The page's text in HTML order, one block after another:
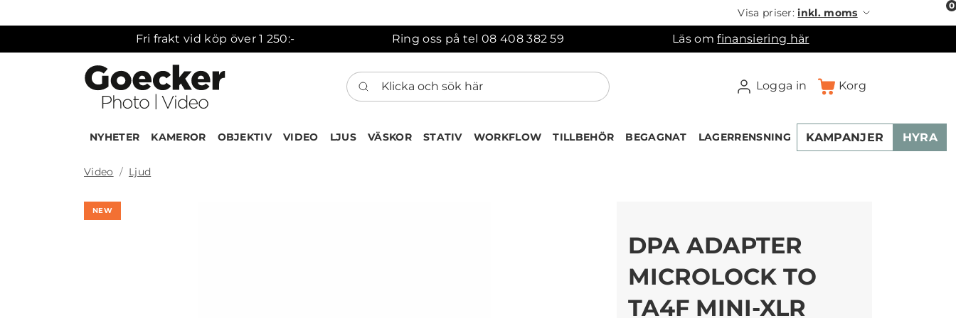
Visa priser:inkl. moms
Fri frakt vid köp över 1 250:- Ring oss på tel 08 408 382 59 Läs omfinansiering här
Klicka och sök här
Logga in Korg
0
NYHETER KAMEROR OBJEKTIV VIDEO LJUS VÄSKOR STATIV WORKFLOW TILLBEHÖR BEGAGNAT LAGERRENSNING KAMPANJER HYRA
Video Ljud
NEW
DPA ADAPTER
MICROLOCK TO
TA4F MINI-XLR